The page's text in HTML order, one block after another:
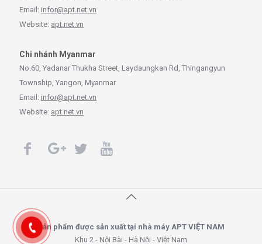
Email: infor@apt.net.vn
Website: apt.net.vn
Chi nhánh Myanmar
No.60, Yadanar Thukha Street, Laydaungkan Rd, Thingangyun
Township, Yangon, Myanmar
Email: infor@apt.net.vn
Website: apt.net.vn
Sản phẩm được sản xuất tại nhà máy APT VIỆT NAM
Khu 2 - Nội Bài - Hà Nội - Việt Nam